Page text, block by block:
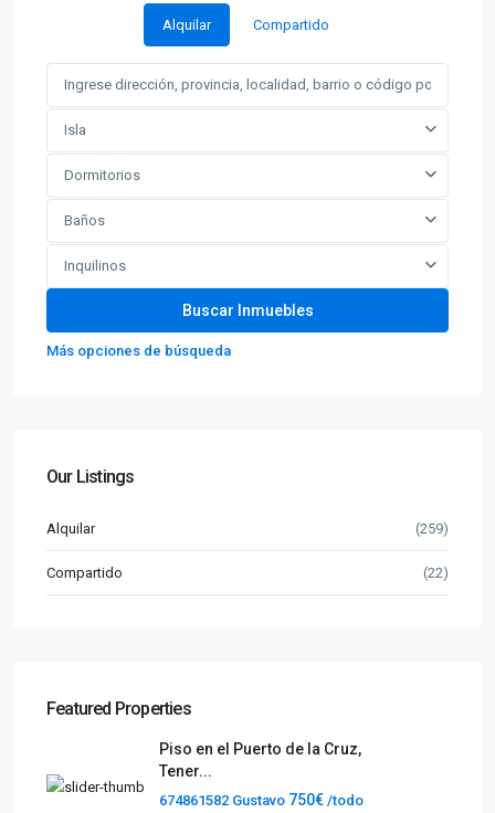
Alquilar Compartido
Isla
Dormitorios
Baños
Inquilinos
Más opciones de búsqueda
Our Listings
Alquilar (259)
Compartido (22)
Featured Properties
Piso en el Puerto de la Cruz,
Tener...
674861582 Gustavo 750€ /todo